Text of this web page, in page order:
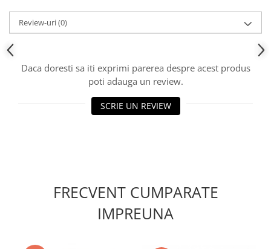
Review-uri(0)
Daca doresti sa iti exprimi parerea despre acest produs
poti adauga un review.
SCRIE UN REVIEW
FRECVENT CUMPARATE
IMPREUNA